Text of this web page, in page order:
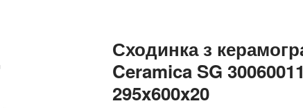
Сходинка з
Ceramica SG
295x600x20